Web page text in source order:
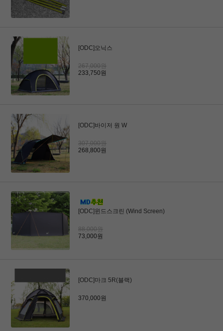
[ODC]오닉스
267,000원
233,750원
[ODC]바이저 원 W
307,000원
268,800원
[ODC]윈드스크린 (Wind Screen)
88,000원
73,000원
[ODC]마크 5R(블랙)
370,000원